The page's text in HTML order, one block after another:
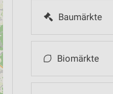
Baumärkte
Biomärkte